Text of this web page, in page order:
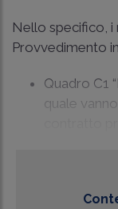
Nello specifico, i
Provvedimento
Quadro C1
quale